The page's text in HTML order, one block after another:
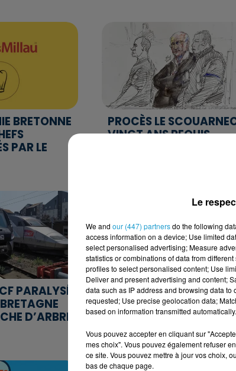
BRETONNE
PAR LE
PROCÈS LE
VINGT ANS REQUIS
PARALYSÉ
D’ARBRE
MIS EN EXAMEN À
IL EXERCE EN VENDÉE
COMME MÉDECIN DU
TRAVAIL
Le
We and our (447) partnersdo the following
access information on a device; Use limited
select personalised advertising; Measure
statistics or combinations of data from
profiles to select personalised content; Use
Deliver and present advertising and content;
data such as IP address and browsing data
requested; Use precise geolocation data;
based on information transmitted automatically.
Vous pouvez accepter en cliquant sur
mes choix". Vous pouvez également refuser
ce site. Vous pouvez mettre à jour vos choix,
bas de chaque page.